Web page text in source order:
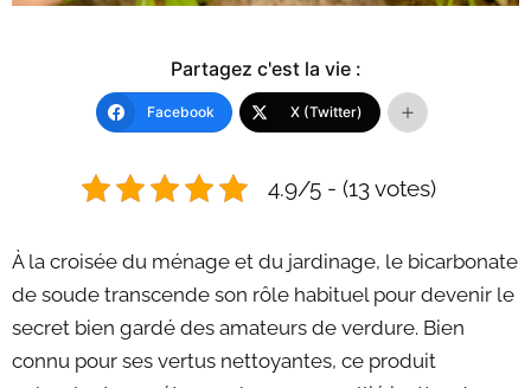
Partagez c'est la vie :
Facebook X (Twitter)
4.9/5 - (13 votes)
À la croisée du ménage et du jardinage, le bicarbonate
de soude transcende son rôle habituel pour devenir le
secret bien gardé des amateurs de verdure. Bien
connu pour ses vertus nettoyantes, ce produit